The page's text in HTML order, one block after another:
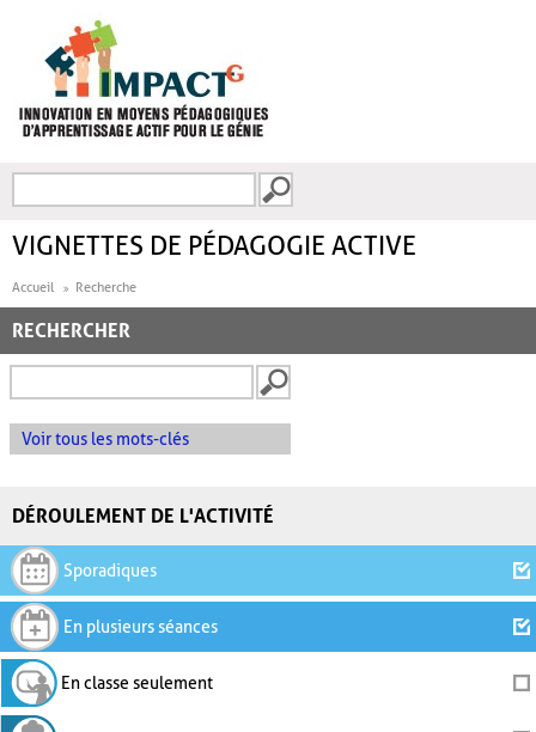
FORMULAIRE DE
VIGNETTES DE PÉDAGOGIE ACTIVE
Accueil Recherche
RECHERCHER
Voir tous les mots-clés
DÉROULEMENT DE L'ACTIVITÉ
Sporadiques
En plusieurs séances
En classe seulement